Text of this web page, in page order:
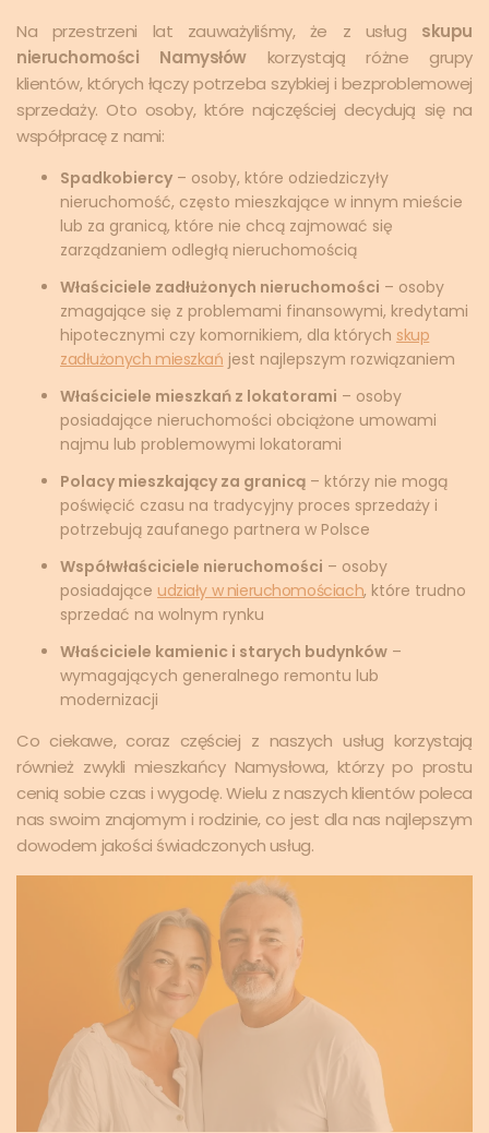
Na przestrzeni lat zauważyliśmy, że z usług skupu
nieruchomości Namysłówkorzystają różne grupy
klientów, których łączy potrzeba szybkiej i bezproblemowej
sprzedaży. Oto osoby, które najczęściej decydują się na
współpracę z nami:
Spadkobiercy – osoby, które odziedziczyły
nieruchomość, często mieszkające w innym mieście
lub za granicą, które nie chcą zajmować się
zarządzaniem odległą nieruchomością
Właściciele zadłużonych nieruchomości – osoby
zmagające się z problemami finansowymi, kredytami
hipotecznymi czy komornikiem, dla których skup
zadłużonych mieszkań jest najlepszym rozwiązaniem
Właściciele mieszkań z lokatorami – osoby
posiadające nieruchomości obciążone umowami
najmu lub problemowymi lokatorami
Polacy mieszkający za granicą – którzy nie mogą
poświęcić czasu na tradycyjny proces sprzedaży i
potrzebują zaufanego partnera w Polsce
Współwłaściciele nieruchomości – osoby
posiadające udziały w nieruchomościach, które trudno
sprzedać na wolnym rynku
Właściciele kamienic i starych budynków –
wymagających generalnego remontu lub
modernizacji
Co ciekawe, coraz częściej z naszych usług korzystają
również zwykli mieszkańcy Namysłowa, którzy po prostu
cenią sobie czas i wygodę. Wielu z naszych klientów poleca
nas swoim znajomym i rodzinie, co jest dla nas najlepszym
dowodem jakości świadczonych usług.